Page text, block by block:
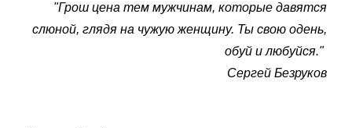
"Грош цена тем мужчинам, которые давятся
слюной, глядя на чужую женщину. Ты свою одень,
обуй и любуйся."
Сергей Безруков